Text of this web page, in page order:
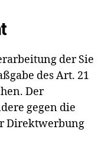
der Sie
des Art. 21
Der
gegen die
Direktwerbung